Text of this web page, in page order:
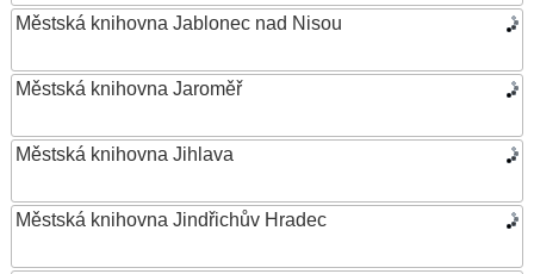
Městská knihovna Jablonec nad Nisou
Městská knihovna Jaroměř
Městská knihovna Jihlava
Městská knihovna Jindřichův Hradec